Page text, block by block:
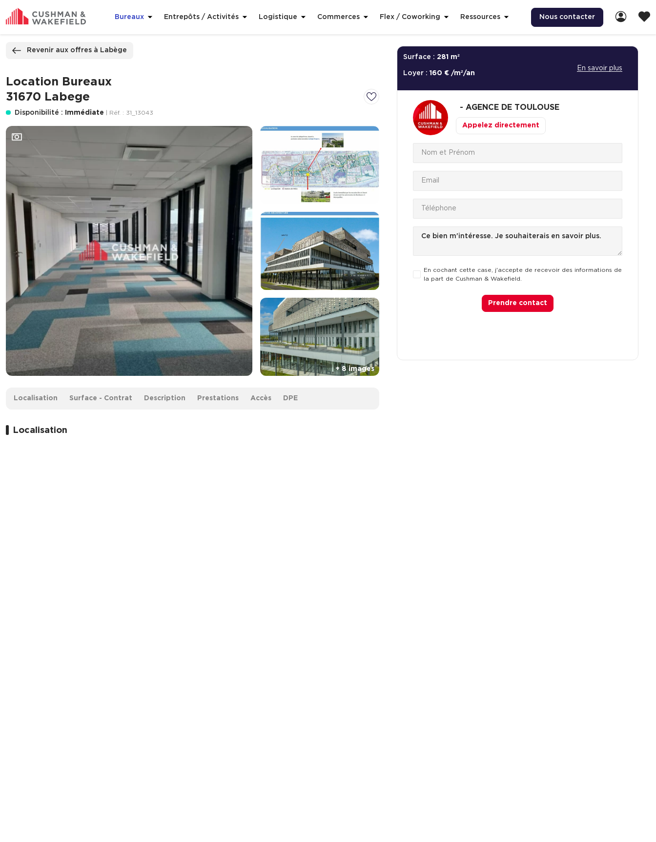
Bureaux Entrepôts / Activités Logistique Commerces Flex / Coworking Ressources Nous contacter
Revenir aux offres à Labège
Location Bureaux
31670 Labege
Disponibilité : Immédiate | Réf. : 31_13043
Localisation Surface - Contrat Description Prestations Accès DPE
Localisation
Surface : 281 m²
Loyer : 160 € /m²/an
En savoir plus
- AGENCE DE TOULOUSE
Appelez directement
En cochant cette case, j'accepte de recevoir des informations de
la part de Cushman & Wakefield.
Prendre contact